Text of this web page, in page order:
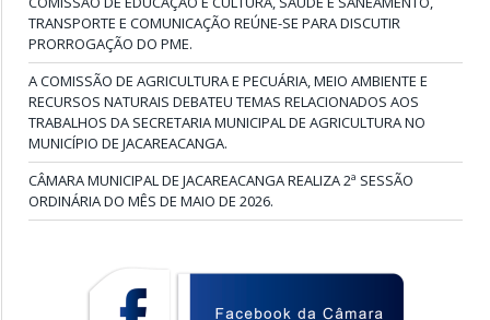
TRANSPORTE E COMUNICAÇÃO REÚNE-SE PARA DISCUTIR
PRORROGAÇÃO DO PME.
A COMISSÃO DE AGRICULTURA E PECUÁRIA, MEIO AMBIENTE E
RECURSOS NATURAIS DEBATEU TEMAS RELACIONADOS AOS
TRABALHOS DA SECRETARIA MUNICIPAL DE AGRICULTURA NO
MUNICÍPIO DE JACAREACANGA.
CÂMARA MUNICIPAL DE JACAREACANGA REALIZA 2ª SESSÃO
ORDINÁRIA DO MÊS DE MAIO DE 2026.